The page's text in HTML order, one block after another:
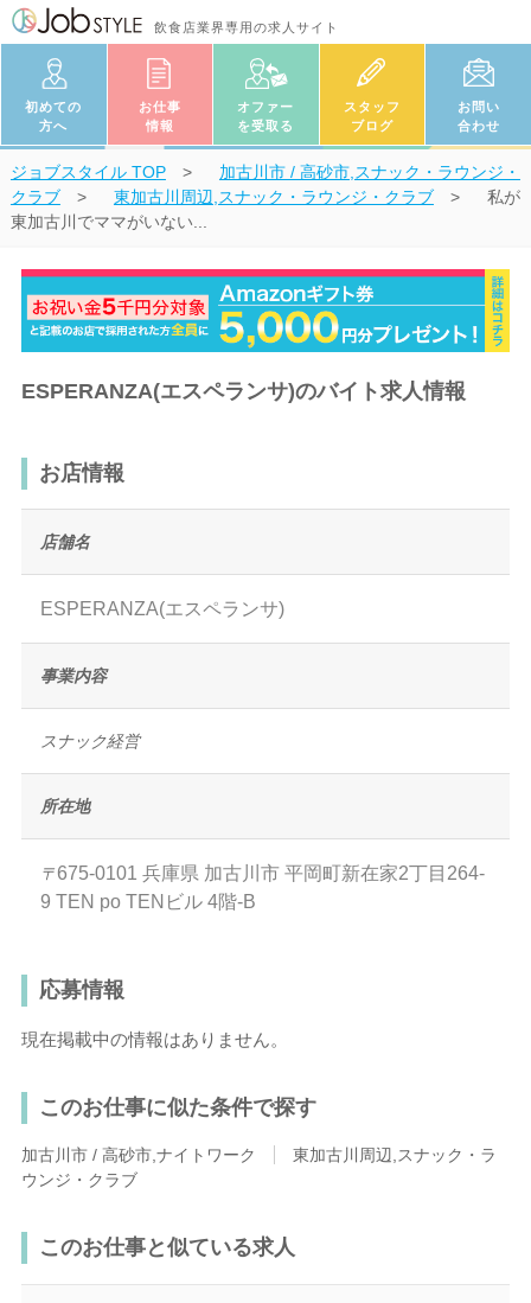
飲食店業界専用の求人サイト
初めての
方へ
お仕事
情報
オファー
を受取る
スタッフ
ブログ
お問い
合わせ
ジョブスタイルTOP
加古川市 / 高砂市,スナック・ラウンジ・
クラブ
東加古川周辺,スナック・ラウンジ・クラブ
私が
東加古川でママがいない...
ESPERANZA(エスペランサ)のバイト求人情報
お店情報
店舗名
ESPERANZA(エスペランサ)
事業内容
スナック経営
所在地
〒675-0101 兵庫県 加古川市 平岡町新在家2丁目264-
9 TEN po TENビル 4階-B
応募情報
現在掲載中の情報はありません。
このお仕事に似た条件で探す
加古川市 / 高砂市,ナイトワーク
東加古川周辺,スナック・ラ
ウンジ・クラブ
このお仕事と似ている求人